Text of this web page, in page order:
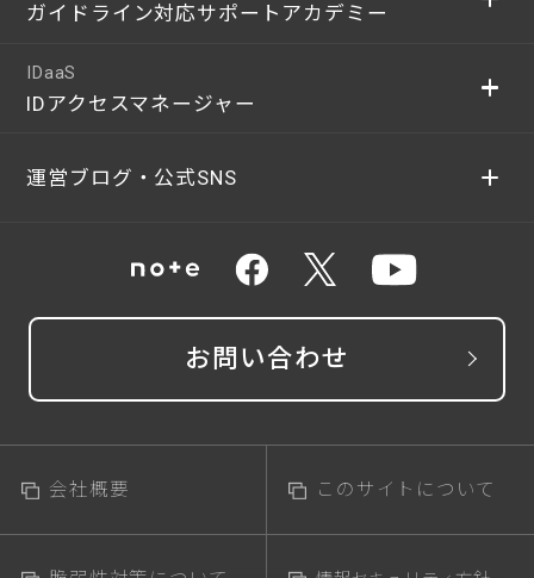
ガイドライン対応サポートアカデミー
IDaaS
IDアクセスマネージャー
運営ブログ・公式SNS
お問い合わせ
会社概要 このサイトについて